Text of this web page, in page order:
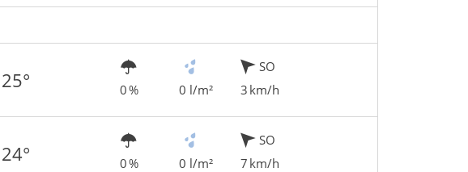
25° 0 % 0 l/m²
SO
3 km/h
24° 0 % 0 l/m²
SO
7 km/h